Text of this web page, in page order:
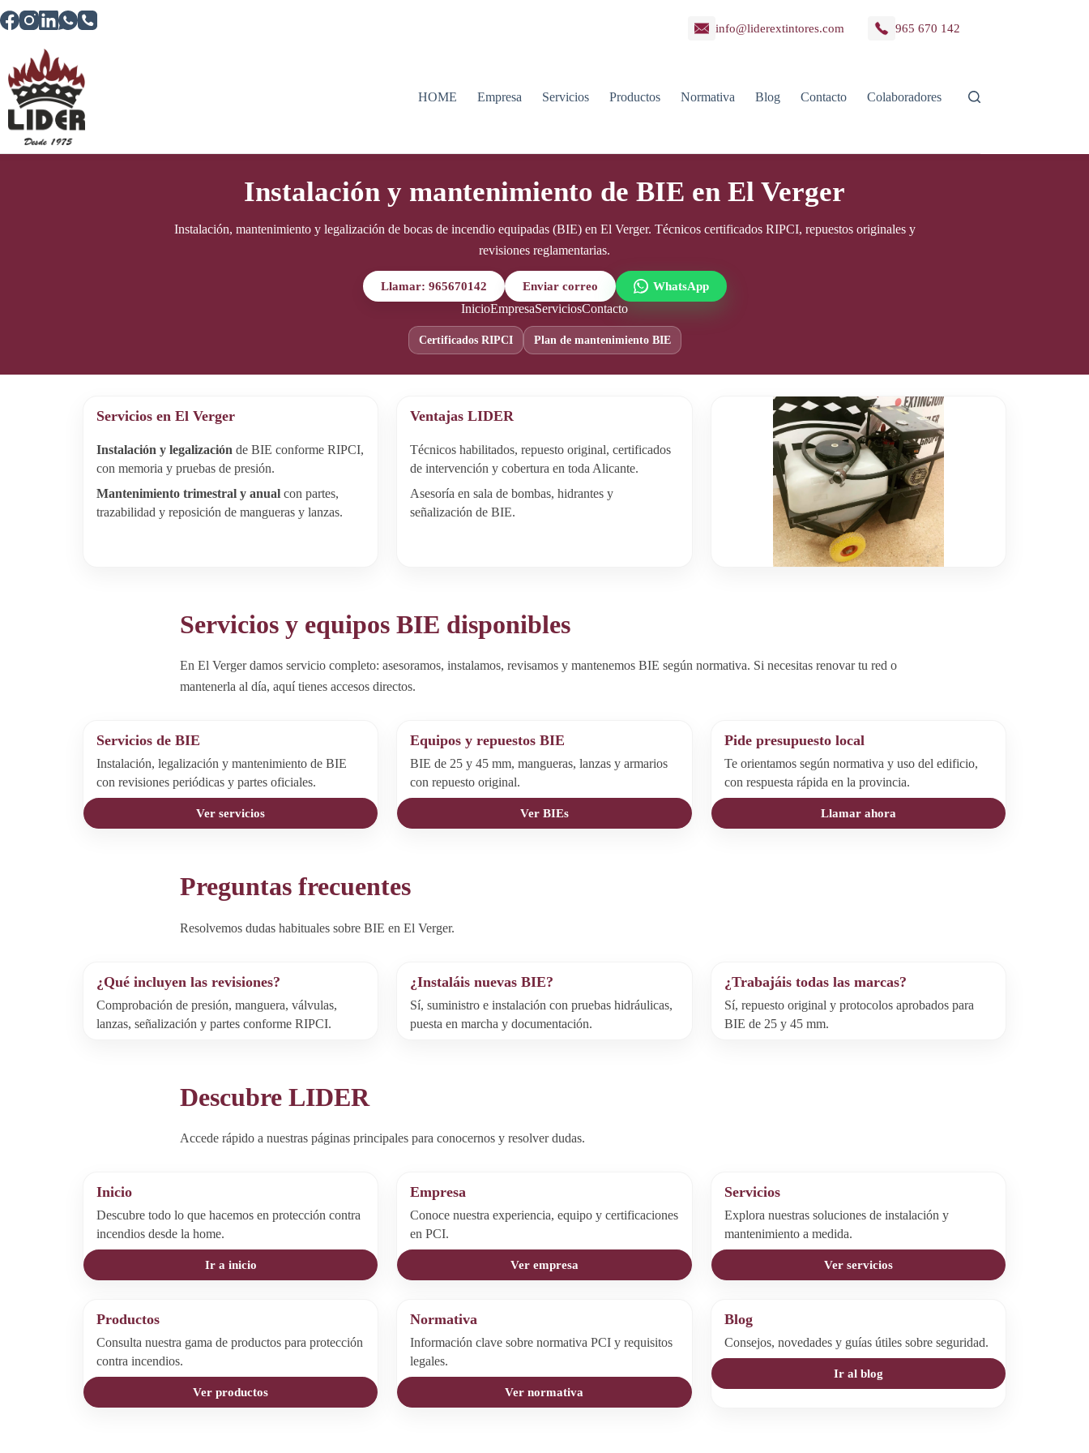
al
info@liderextintores.com 965 670 142
HOME Empresa Servicios Productos Normativa Blog Contacto Colaboradores
Instalación y mantenimiento de BIE en El Verger
Instalación, mantenimiento y legalización de bocas de incendio equipadas (BIE) en El Verger. Técnicos certificados RIPCI, repuestos originales y
revisiones reglamentarias.
Llamar: 965670142 Enviar correo
WhatsApp
InicioEmpresaServiciosContacto
Certificados RIPCI Plan de mantenimiento BIE
Servicios en El Verger
Instalación y legalización de BIE conforme RIPCI,
con memoria y pruebas de presión.
Mantenimiento trimestral y anual con partes,
trazabilidad y reposición de mangueras y lanzas.
Ventajas LIDER
Técnicos habilitados, repuesto original, certificados
de intervención y cobertura en toda Alicante.
Asesoría en sala de bombas, hidrantes y
señalización de BIE.
Servicios y equipos BIE disponibles
En El Verger damos servicio completo: asesoramos, instalamos, revisamos y mantenemos BIE según normativa. Si necesitas renovar tu red o
mantenerla al día, aquí tienes accesos directos.
Servicios de BIE
Instalación, legalización y mantenimiento de BIE
con revisiones periódicas y partes oficiales.
Ver servicios
Equipos y repuestos BIE
BIE de 25 y 45 mm, mangueras, lanzas y armarios
con repuesto original.
Ver BIEs
Pide presupuesto local
Te orientamos según normativa y uso del edificio,
con respuesta rápida en la provincia.
Llamar ahora
Preguntas frecuentes
Resolvemos dudas habituales sobre BIE en El Verger.
¿Qué incluyen las revisiones?
Comprobación de presión, manguera, válvulas,
lanzas, señalización y partes conforme RIPCI.
¿Instaláis nuevas BIE?
Sí, suministro e instalación con pruebas hidráulicas,
puesta en marcha y documentación.
¿Trabajáis todas las marcas?
Sí, repuesto original y protocolos aprobados para
BIE de 25 y 45 mm.
Descubre LIDER
Accede rápido a nuestras páginas principales para conocernos y resolver dudas.
Inicio
Descubre todo lo que hacemos en protección contra
incendios desde la home.
Ir a inicio
Empresa
Conoce nuestra experiencia, equipo y certificaciones
en PCI.
Ver empresa
Servicios
Explora nuestras soluciones de instalación y
mantenimiento a medida.
Ver servicios
Productos
Consulta nuestra gama de productos para protección
contra incendios.
Ver productos
Normativa
Información clave sobre normativa PCI y requisitos
legales.
Ver normativa
Blog
Consejos, novedades y guías útiles sobre seguridad.
Ir al blog